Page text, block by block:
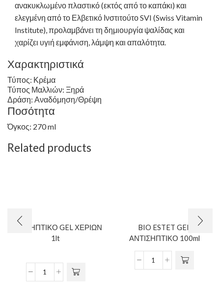
ανακυκλωμένο πλαστικό (εκτός από το καπάκι) και
ελεγμένη από το Ελβετικό Ινστιτούτο SVI (Swiss Vitamin
Institute), προλαμβάνει τη δημιουργία ψαλίδας και
χαρίζει υγιή εμφάνιση, λάμψη και απαλότητα.
Χαρακτηριστικά
Τύπος: Κρέμα
Τύπος Μαλλιών: Ξηρά
Δράση: Αναδόμηση/Θρέψη
Ποσότητα
Όγκος: 270 ml
Related products
ΑΝΤΙΣΗΠΤΙΚΟ GEL ΧΕΡΙΩΝ
1lt
BIO ESTET GEL
ΑΝΤΙΣΗΠΤΙΚΟ 100ml